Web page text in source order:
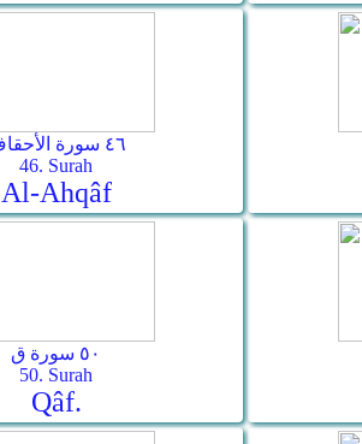
٤٦ سورة الأحقاف
46. Surah
Al-Ahqâf
٥٠ سورة ق
50. Surah
Qâf.